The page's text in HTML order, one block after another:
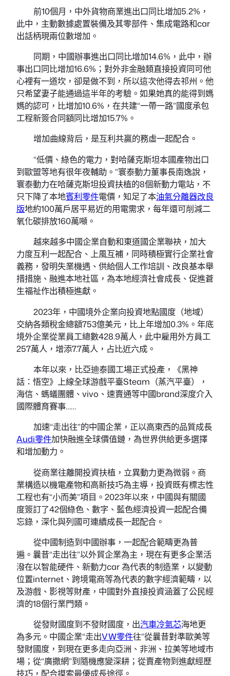
前10個月，中外貨物商業進出口同比增加5.2%，
此中，主動數據處置裝備及其零部件、集成電路和car
出話柄現兩位數增加。
同期，中國辦事進出口同比增加14.6%，此中，辦
事出口同比增加16.6%；對外非金融類直接投資同可他
心裡有一道坎，卻是做不到，所以這次他得去祁州。他
只希望妻子能通過這半年的考驗。如果她真的能得到媽
媽的認可，比增加10.6%，在共建“一帶一路”國度承包
工程新簽合同額同比增加15.7%。
增加曲線背后，是互利共贏的務虛一起配合。
“低價、綠色的電力，對哈薩克斯坦本國產物出口
到歐盟等地有很年夜輔助。”寰泰動力董事長南逸說，
寰泰動力在哈薩克斯坦投資扶植的8個新動力電站，不
只下降了本地賓利零件電價，知足了本油氣分離器改良
版地約100萬戶居平易近的用電需求，每年還可削減二
氧化碳排放160萬噸。
越來越多中國企業自動和東道國企業聯袂，加大
力度互利一起配合、上風互補，同時積極實行企業社會
義務，發明失業機遇、供給個人工作培訓、改良基本舉
措措施、融進本地社區，為本地經濟社會成長、促進蒼
生福祉作出積極進獻。
2023年，中國境外企業向投資地點國度（地域）
交納各類稅金總額753億美元，比上年增加0.3%。年底
境外企業從業員工總數428.9萬人，此中雇用外方員工
257萬人，增添7.7萬人，占比近六成。
本年以來，比亞迪泰國工場正式投產，《黑神
話：悟空》上線全球游戲平臺Steam（蒸汽平臺），
海信、螞蟻團體、vivo、速賣通等中國brand深度介入
國際體育賽事……
加速“走出往”的中國企業，正以高東西的品質成長
Audi零件加快融進全球價值鏈，為世界供給更多選擇
和增加動力。
從商業往離開投資扶植，立異動力更為微弱。商
業構造以機電產物和高新技巧為主導，投資既有標志性
工程也有“小而美”項目。2023年以來，中國與有關國
度簽訂了42個綠色、數字、藍色經濟投資一起配合備
忘錄，深化與列國可連續成長一起配合。
從中國制造到中國辦事，一起配合範疇更為普
遍。曩昔“走出往”以外貿企業為主，現在有更多企業活
潑在以智能硬件、新動力car 為代表的制造業，以變動
位置internet、跨境電商等為代表的數字經濟範疇，以
及游戲、影視等財產，中國對外直接投資涵蓋了公民經
濟的18個行業門類。
從發財國度到不發財國度，出汽車冷氣芯海地更
為多元。中國企業“走出VW零件往”從曩昔對準歐美等
發財國度，到現在更多走向亞洲、非洲、拉美等地域市
場；從“廣撒網”到隨機應變深耕；從賣產物到進獻經歷
技巧，配合摸索最優成長途徑。